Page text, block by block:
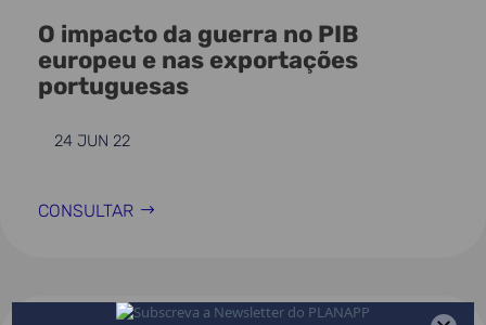
O impacto da guerra no PIB
europeu e nas exportações
portuguesas
24 JUN 22
CONSULTAR